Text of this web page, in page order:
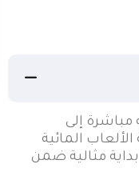
مباشرة إلى
المائية
مثالية ضمن